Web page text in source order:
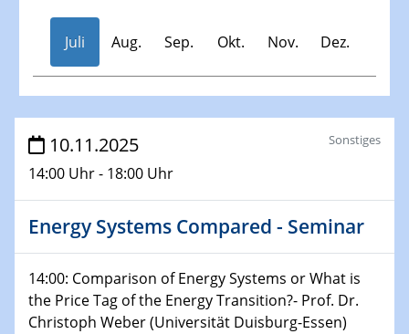
Juli Aug. Sep. Okt. Nov. Dez.
Veranstaltungen
30.11.-0001 - 06.02.2025
SFB/TRR 247 Seminar
Physikalisches Kolloquium
Shaping the future: The role of metrology in a changing
world
10.11.2025
14:00 Uhr - 18:00 Uhr
Sonstiges
Energy Systems Compared - Seminar
14:00: Comparison of Energy Systems or What is
the Price Tag of the Energy Transition?- Prof. Dr.
Christoph Weber (Universität Duisburg-Essen)